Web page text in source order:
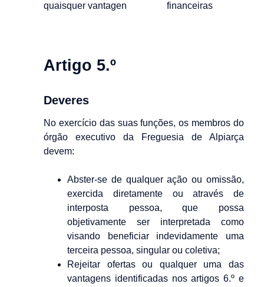
quaisquer vantagen financeiras
Artigo 5.º
Deveres
No exercício das suas funções, os membros do
órgão executivo da Freguesia de Alpiarça
devem:
Abster-se de qualquer ação ou omissão,
exercida diretamente ou através de
interposta pessoa, que possa
objetivamente ser interpretada como
visando beneficiar indevidamente uma
terceira pessoa, singular ou coletiva;
Rejeitar ofertas ou qualquer uma das
vantagens identificadas nos artigos 6.º e